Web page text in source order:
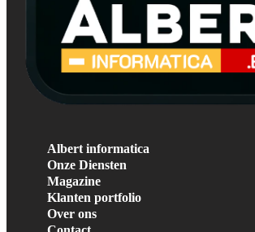
Albert informatica
Onze Diensten
Magazine
Klanten portfolio
Over ons